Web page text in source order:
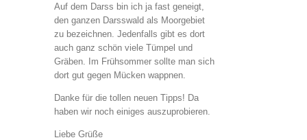
Auf dem Darss bin ich ja fast geneigt,
den ganzen Darsswald als Moorgebiet
zu bezeichnen. Jedenfalls gibt es dort
auch ganz schön viele Tümpel und
Gräben. Im Frühsommer sollte man sich
dort gut gegen Mücken wappnen.
Danke für die tollen neuen Tipps! Da
haben wir noch einiges auszuprobieren.
Liebe Grüße